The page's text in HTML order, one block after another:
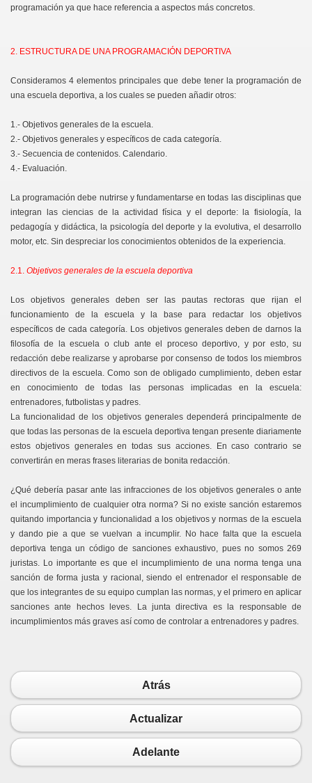
programación ya que hace referencia a aspectos más concretos.
2. ESTRUCTURA DE UNA PROGRAMACIÓN DEPORTIVA
Consideramos 4 elementos principales que debe tener la programación de
una escuela deportiva, a los cuales se pueden añadir otros:
1.- Objetivos generales de la escuela.
2.- Objetivos generales y específicos de cada categoría.
3.- Secuencia de contenidos. Calendario.
4.- Evaluación.
La programación debe nutrirse y fundamentarse en todas las disciplinas que
integran las ciencias de la actividad física y el deporte: la fisiología, la
pedagogía y didáctica, la psicología del deporte y la evolutiva, el desarrollo
motor, etc. Sin despreciar los conocimientos obtenidos de la experiencia.
2.1. Objetivos generales de la escuela deportiva
Los objetivos generales deben ser las pautas rectoras que rijan el
funcionamiento de la escuela y la base para redactar los objetivos
específicos de cada categoría. Los objetivos generales deben de darnos la
filosofía de la escuela o club ante el proceso deportivo, y por esto, su
redacción debe realizarse y aprobarse por consenso de todos los miembros
directivos de la escuela. Como son de obligado cumplimiento, deben estar
en conocimiento de todas las personas implicadas en la escuela:
entrenadores, futbolistas y padres.
La funcionalidad de los objetivos generales dependerá principalmente de
que todas las personas de la escuela deportiva tengan presente diariamente
estos objetivos generales en todas sus acciones. En caso contrario se
convertirán en meras frases literarias de bonita redacción.
¿Qué debería pasar ante las infracciones de los objetivos generales o ante
el incumplimiento de cualquier otra norma? Si no existe sanción estaremos
quitando importancia y funcionalidad a los objetivos y normas de la escuela
y dando pie a que se vuelvan a incumplir. No hace falta que la escuela
deportiva tenga un código de sanciones exhaustivo, pues no somos 269
juristas. Lo importante es que el incumplimiento de una norma tenga una
sanción de forma justa y racional, siendo el entrenador el responsable de
que los integrantes de su equipo cumplan las normas, y el primero en aplicar
sanciones ante hechos leves. La junta directiva es la responsable de
incumplimientos más graves así como de controlar a entrenadores y padres.
Atrás
Actualizar
Adelante